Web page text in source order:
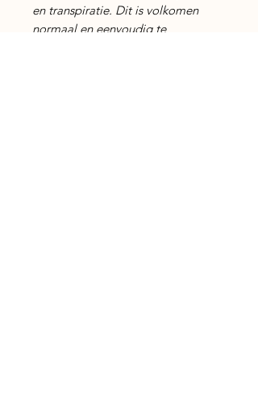
en transpiratie. Dit is volkomen
normaal en eenvoudig te